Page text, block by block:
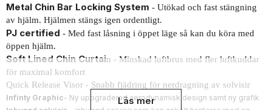
Metal Chin Bar Locking System - Utökad och fast stängning
av hjälm. Hjälmen stängs igen ordentligt.
PJ certified - Med fast låsning i öppet läge så kan du köra med
öppen hjälm.
Soft Lined Chin Curtain - Minskad luftbrus med fler luftkuddar
för maximal komfort
Quick Release Visor - Snabb fjädring för nerdragning av solvisir
Infinty Graphic- Ny uppgraderad aerodynamisk design samt ny grafik
Läs mer